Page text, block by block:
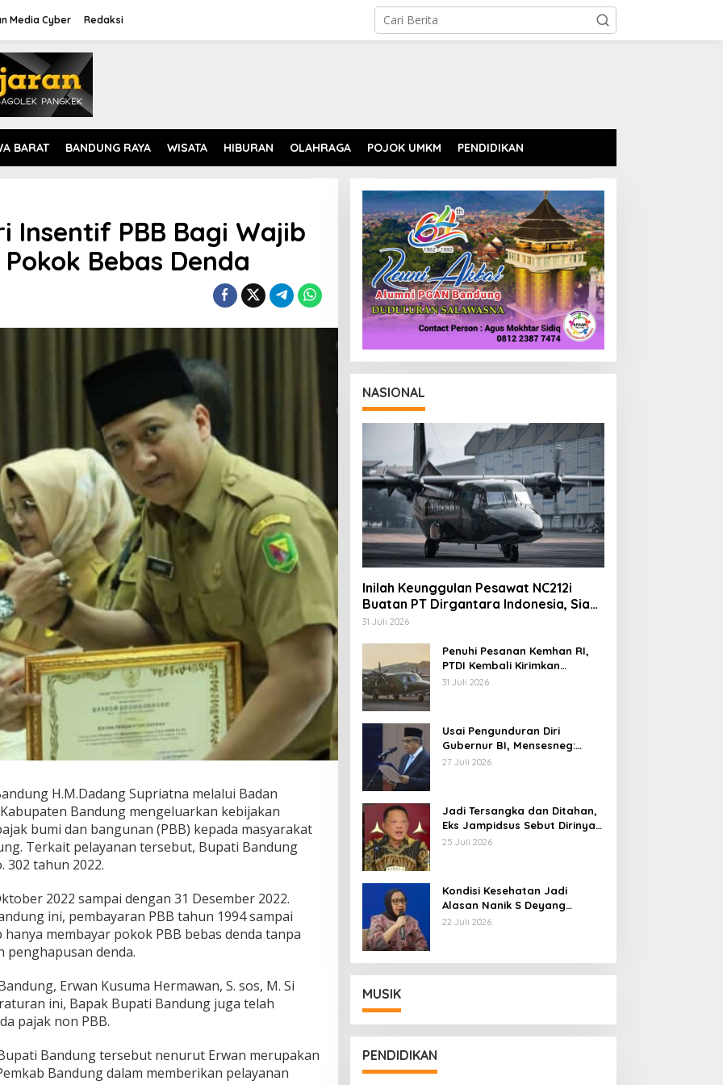
Media Cyber Redaksi
BARAT BANDUNG RAYA WISATA HIBURAN OLAHRAGA POJOK UMKM PENDIDIKAN
Insentif PBB Bagi Wajib
Bebas Denda
H.M.Dadang Supriatna melalui Badan
Bandung mengeluarkan kebijakan
bumi dan bangunan (PBB) kepada masyarakat
Terkait pelayanan tersebut, Bupati Bandung
tahun 2022.
2022 sampai dengan 31 Desember 2022.
ini, pembayaran PBB tahun 1994 sampai
membayar pokok PBB bebas denda tanpa
penghapusan denda.
Erwan Kusuma Hermawan, S. sos, M. Si
ini, Bapak Bupati Bandung juga telah
pajak non PBB.
Bandung tersebut nenurut Erwan merupakan
Bandung dalam memberikan pelayanan
NASIONAL
Inilah Keunggulan Pesawat NC212i
Buatan PT Dirgantara Indonesia, Siap
Dukung Berbagai Operasi TNI
31 Juli 2026
Penuhi Pesanan Kemhan RI,
PTDI Kembali Kirimkan
Pesawat NC212i ke Pangkalan
31 Juli 2026
Usai Pengunduran Diri
Gubernur BI, Mensesneg:
Segera Terbit Keppres
27 Juli 2026
Jadi Tersangka dan Ditahan,
Eks Jampidsus Sebut Dirinya
Korban Kriminalisasi
25 Juli 2026
Kondisi Kesehatan Jadi
Alasan Nanik S Deyang
Mundur dari BGN, Prabowo
22 Juli 2026
MUSIK
PENDIDIKAN